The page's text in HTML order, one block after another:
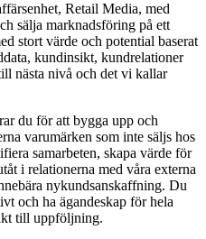
Retail Media, med
sälja marknadsföring på ett
stort värde och potential baserat
kundinsikt, kundrelationer
nästa nivå och det vi kallar
du för att bygga upp och
varumärken som inte säljs hos
samarbeten, skapa värde för
i relationerna med våra externa
nykundsanskaffning. Du
och ha ägandeskap för hela
till uppföljning.